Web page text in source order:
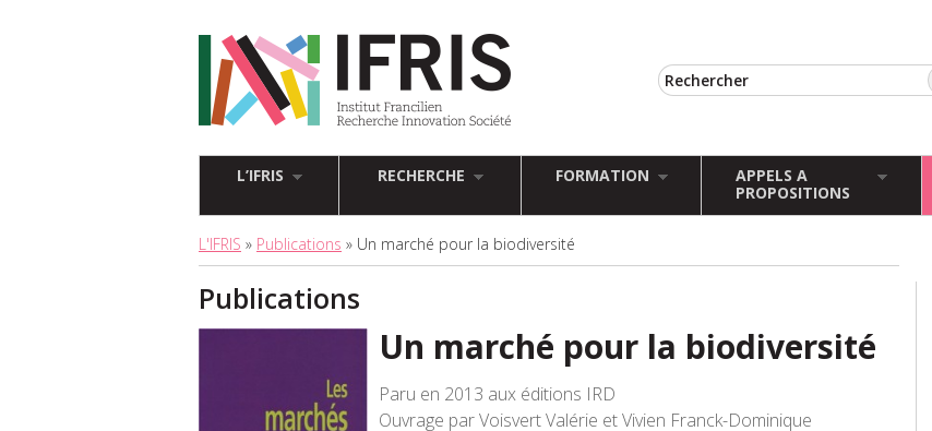
L’IFRIS RECHERCHE FORMATION
APPELS A
PROPOSITIONS
L'IFRIS » Publications » Un marché pour la biodiversité
Publications
Un marché pour la biodiversité
Paru en 2013 aux éditions IRD
Ouvrage par Voisvert Valérie et Vivien Franck-Dominique